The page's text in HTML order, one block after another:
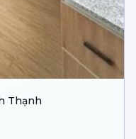
Thạnh